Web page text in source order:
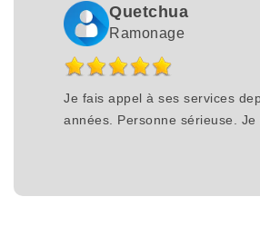
Quetchua
Ramonage
Je fais appel à ses services
années. Personne sérieuse. Je